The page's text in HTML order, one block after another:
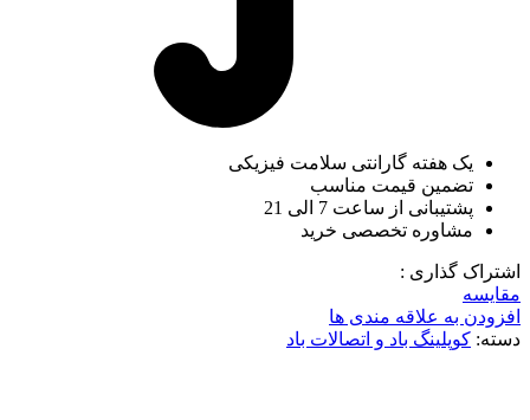
یک هفته گارانتی سلامت فیزیکی
تضمین قیمت مناسب
پشتیبانی از ساعت 7 الی 21
مشاوره تخصصی خرید
اشتراک گذاری :
مقایسه
افزودن به علاقه مندی ها
دسته: کوپلینگ باد و اتصالات باد